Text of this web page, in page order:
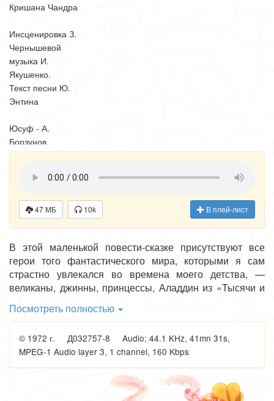
Кришана Чандра
Инсценировка З.
Чернышевой
музыка И.
Якушенко.
Текст песни Ю.
Энтина
Юсуф - А.
Борзунов
Мохан - М.
Принцесса - Е.
Мать - Н.
Каташова
Весник
Староста - Я.
Беленький
Робот - Н.
Малишевский
Торговец - Л.
Режиссер - В.
Иванов
47 МБ 10k В плей-лист
В этой маленькой повести-сказке присутствуют все
герои того фантастического мира, которыми я сам
страстно увлекался во времена моего детства, —
великаны, джинны, принцессы, Аладдин из «Тысячи и
невидимка Сулеймана, которая скрывает того, кто её
надел, от людских глаз и позволяет ему пройти
незамеченным, куда он только пожелает. Всех этих
героев, все чудеса волшебного мира, которые долгие
годы занимают ум и воображение ребёнка, — вы
встретите в этой сказке.
Посмотреть полностью
© 1972 г. Д032757-8 Audio: 44.1 KHz, 41mn 31s,
MPEG-1 Audio layer 3, 1 channel, 160 Kbps